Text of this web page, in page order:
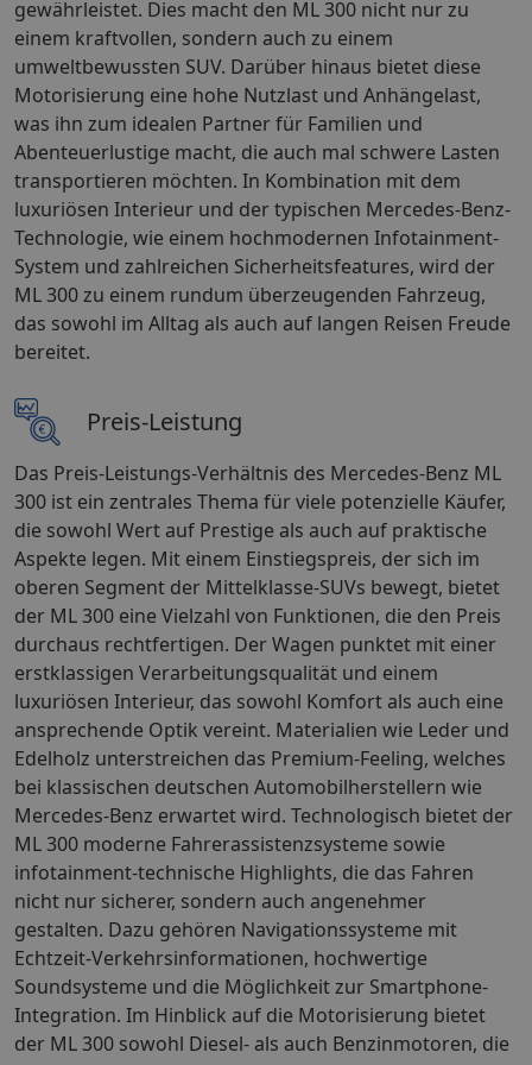
gewährleistet. Dies macht den ML 300 nicht nur zu
einem kraftvollen, sondern auch zu einem
umweltbewussten SUV. Darüber hinaus bietet diese
Motorisierung eine hohe Nutzlast und Anhängelast,
was ihn zum idealen Partner für Familien und
Abenteuerlustige macht, die auch mal schwere Lasten
transportieren möchten. In Kombination mit dem
luxuriösen Interieur und der typischen Mercedes-Benz-
Technologie, wie einem hochmodernen Infotainment-
System und zahlreichen Sicherheitsfeatures, wird der
ML 300 zu einem rundum überzeugenden Fahrzeug,
das sowohl im Alltag als auch auf langen Reisen Freude
bereitet.
Preis-Leistung
Das Preis-Leistungs-Verhältnis des Mercedes-Benz ML
300 ist ein zentrales Thema für viele potenzielle Käufer,
die sowohl Wert auf Prestige als auch auf praktische
Aspekte legen. Mit einem Einstiegspreis, der sich im
oberen Segment der Mittelklasse-SUVs bewegt, bietet
der ML 300 eine Vielzahl von Funktionen, die den Preis
durchaus rechtfertigen. Der Wagen punktet mit einer
erstklassigen Verarbeitungsqualität und einem
luxuriösen Interieur, das sowohl Komfort als auch eine
ansprechende Optik vereint. Materialien wie Leder und
Edelholz unterstreichen das Premium-Feeling, welches
bei klassischen deutschen Automobilherstellern wie
Mercedes-Benz erwartet wird. Technologisch bietet der
ML 300 moderne Fahrerassistenzsysteme sowie
infotainment-technische Highlights, die das Fahren
nicht nur sicherer, sondern auch angenehmer
gestalten. Dazu gehören Navigationssysteme mit
Echtzeit-Verkehrsinformationen, hochwertige
Soundsysteme und die Möglichkeit zur Smartphone-
Integration. Im Hinblick auf die Motorisierung bietet
der ML 300 sowohl Diesel- als auch Benzinmotoren, die